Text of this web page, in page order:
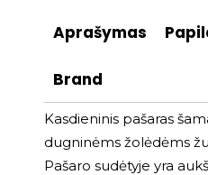
Aprašymas
Brand
Kasdieninis pašaras
dugninėms žolėdėms
Pašaro sudėtyje yra